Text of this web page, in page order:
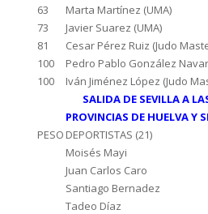
63
Marta Martínez (UMA)
73
Javier Suarez (UMA)
81
Cesar Pérez Ruiz (Judo
100
Pedro Pablo González
100
Iván Jiménez López (Judo
SALIDA DE SEVILLA A
PROVINCIAS DE HUELVA Y
PESO DEPORTISTAS (21)
Moisés Mayi
Juan Carlos Caro
Santiago Bernadez
Tadeo Díaz